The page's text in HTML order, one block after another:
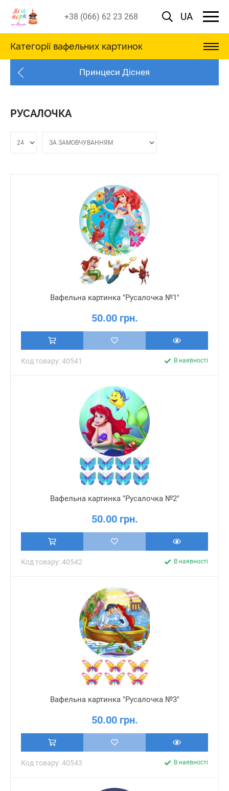
+38 (066) 62 23 268 UA
Категорії вафельних картинок
Принцеси Діснея
РУСАЛОЧКА
Вафельна картинка "Русалочка №1"
50.00 грн.
Код товару: 40541 В наявності
Вафельна картинка "Русалочка №2"
50.00 грн.
Код товару: 40542 В наявності
Вафельна картинка "Русалочка №3"
50.00 грн.
Код товару: 40543 В наявності